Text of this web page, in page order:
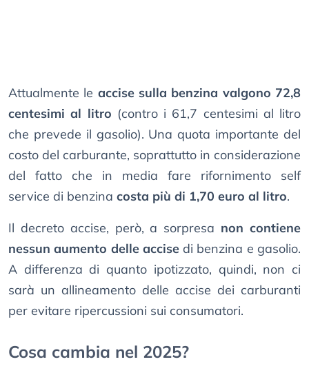
Attualmente le accise sulla benzina valgono 72,8
centesimi al litro (contro i 61,7 centesimi al litro
che prevede il gasolio). Una quota importante del
costo del carburante, soprattutto in considerazione
del fatto che in media fare rifornimento self
service di benzina costa più di 1,70 euro al litro.
Il decreto accise, però, a sorpresa non contiene
nessun aumento delle accisedi benzina e gasolio.
A differenza di quanto ipotizzato, quindi, non ci
sarà un allineamento delle accise dei carburanti
per evitare ripercussioni sui consumatori.
Cosa cambia nel 2025?